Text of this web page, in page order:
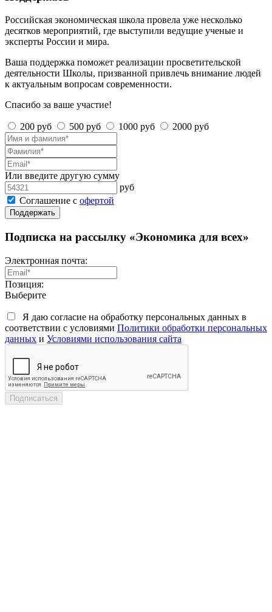
Российская экономическая школа провела уже несколько
десятков мероприятий, где выступили ведущие ученые и
эксперты России и мира.
Ваша поддержка поможет реализации просветительской
деятельности Школы, призванной привлечь внимание людей
к актуальным вопросам современности.
Спасибо за ваше участие!
200 руб 500 руб 1000 руб 2000 руб
Или введите другую сумму
руб
Соглашение с офертой
Поддержать
Подписка на рассылку «Экономика для всех»
Электронная почта:
Позиция:
Выберите
Я даю согласие на обработку персональных данных в
соответствии с условиями Политики обработки персональных
данных и Условиями использования сайта
Подписаться